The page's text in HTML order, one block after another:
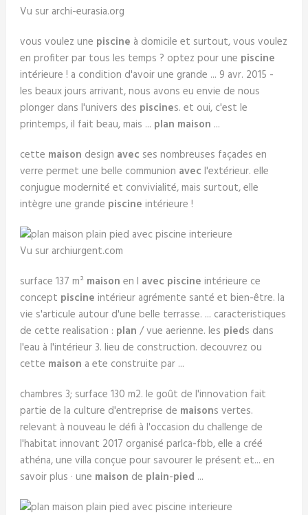
Vu sur archi-eurasia.org
vous voulez une piscine à domicile et surtout, vous voulez
en profiter par tous les temps ? optez pour une piscine
intérieure ! a condition d'avoir une grande ... 9 avr. 2015 -
les beaux jours arrivant, nous avons eu envie de nous
plonger dans l'univers des piscines. et oui, c'est le
printemps, il fait beau, mais ... plan maison ...
cette maison design avec ses nombreuses façades en
verre permet une belle communion avec l'extérieur. elle
conjugue modernité et convivialité, mais surtout, elle
intègre une grande piscine intérieure !
Vu sur archiurgent.com
surface 137 m² maison en l avec piscine intérieure ce
concept piscine intérieur agrémente santé et bien-être. la
vie s'articule autour d'une belle terrasse. ... caracteristiques
de cette realisation : plan / vue aerienne. les pieds dans
l'eau à l'intérieur 3. lieu de construction. decouvrez ou
cette maison a ete construite par ...
chambres 3; surface 130 m2. le goût de l'innovation fait
partie de la culture d'entreprise de maisons vertes.
relevant à nouveau le défi à l'occasion du challenge de
l'habitat innovant 2017 organisé parlca-fbb, elle a créé
athéna, une villa conçue pour savourer le présent et... en
savoir plus · une maison de plain-pied ...